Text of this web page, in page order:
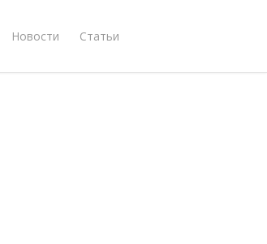
Новости Статьи